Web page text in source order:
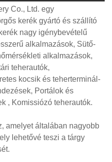
Co., Ltd. egy
kerék gyártó és szállító
nagy igénybevételű
alkalmazások, Sütő-
alkalmazások,
teherautók,
kocsik és teherterminál-
Portálok és
, Komissiózó teherautók.
amelyet általában nagyobb
lehetővé teszi a tárgy